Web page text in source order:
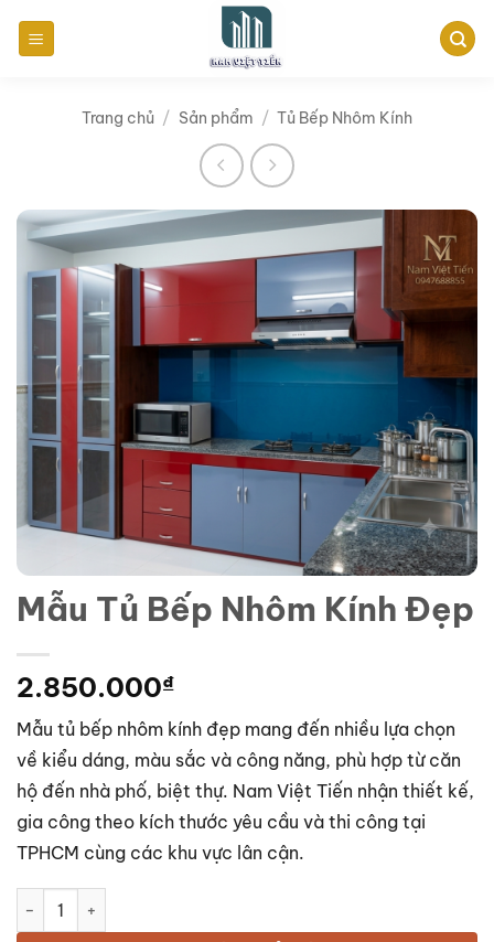
qua
Trang chủ / Sản phẩm / Tủ Bếp Nhôm Kính
Mẫu Tủ Bếp Nhôm Kính Đẹp
2.850.000₫
Mẫu tủ bếp nhôm kính đẹp mang đến nhiều lựa chọn
về kiểu dáng, màu sắc và công năng, phù hợp từ căn
hộ đến nhà phố, biệt thự. Nam Việt Tiến nhận thiết kế,
gia công theo kích thước yêu cầu và thi công tại
TPHCM cùng các khu vực lân cận.
Mẫu Tủ Bếp Nhôm Kính Đẹp số lượng